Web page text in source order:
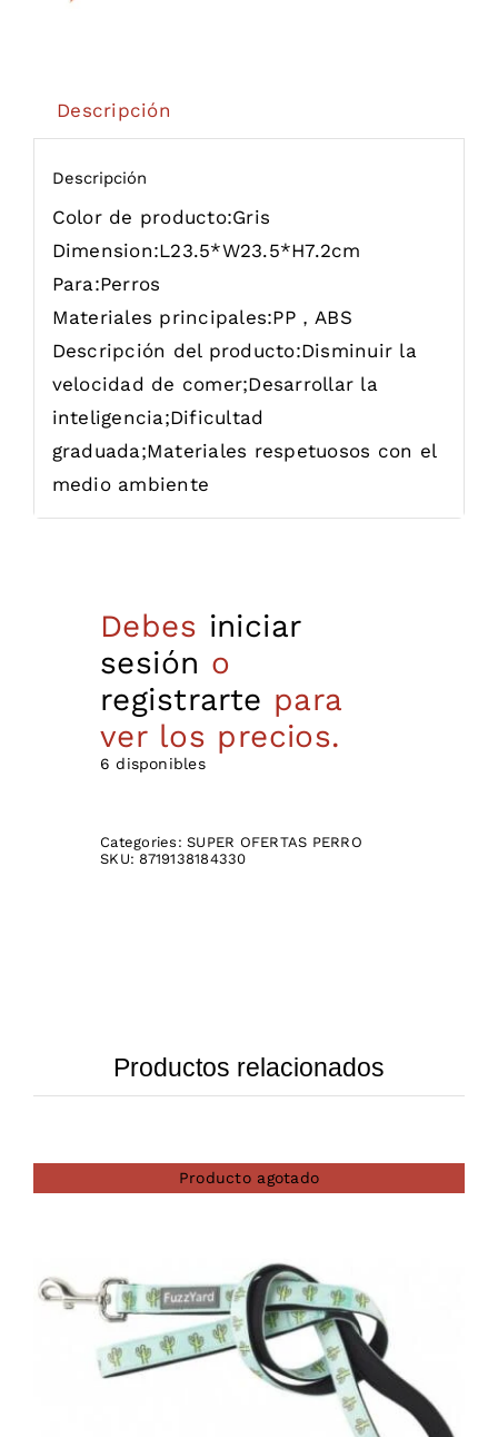
Descripción
Descripción
Color de producto:Gris
Dimension:L23.5*W23.5*H7.2cm
Para:Perros
Materiales principales:PP，ABS
Descripción del producto:Disminuir la
velocidad de comer;Desarrollar la
inteligencia;Dificultad
graduada;Materiales respetuosos con el
medio ambiente
Debes iniciar
sesión o
registrarte para
ver los precios.
6 disponibles
Categories:SUPER OFERTAS PERRO
SKU: 8719138184330
Productos relacionados
Producto agotado
DETAILS